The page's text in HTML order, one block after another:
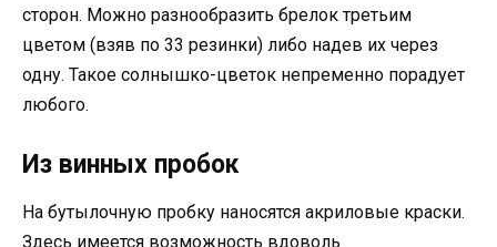
сторон. Можно разнообразить брелок третьим
цветом (взяв по 33 резинки) либо надев их через
одну. Такое солнышко-цветок непременно порадует
любого.
Из винных пробок
На бутылочную пробку наносятся акриловые краски.
Здесь имеется возможность вдоволь